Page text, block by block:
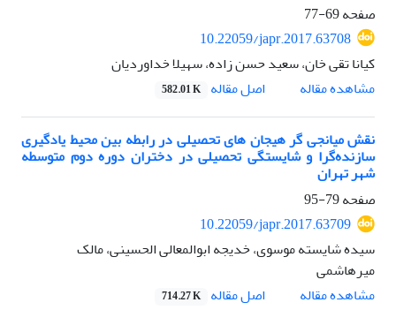
صفحه69-77
10.22059/japr.2017.63708
کیانا تقی خان، سعید حسن زاده، سهیلا خداوردیان
مشاهده مقاله
اصل مقاله 582.01 K
نقش میانجی گر هیجان های تحصیلی در رابطه بین محیط یادگیری
سازنده‌گرا و شایستگی تحصیلی در دختران دوره دوم متوسطه
شهر تهران
صفحه79-95
10.22059/japr.2017.63709
سیده شایسته موسوی، خدیجه ابوالمعالی الحسینی، مالک
میرهاشمی
مشاهده مقاله
اصل مقاله 714.27 K